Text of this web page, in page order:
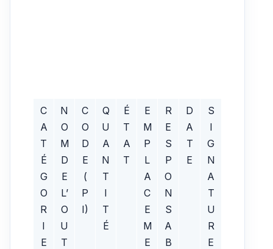
C
A
T
É
G
O
R
I
E
N
O
M
D
E
L’
O
U
T
C
O
D
E
(
P
I)
Q
U
A
N
T
I
T
É
É
T
A
T
E
M
P
L
A
C
E
M
E
R
E
S
P
O
N
S
A
B
D
A
T
E
S
I
G
N
A
T
U
R
E